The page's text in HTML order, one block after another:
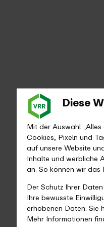
Diese
Mit der Auswahl
Cookies, Pixeln und
auf unsere Website
Inhalte und werbliche
an. So können wir das
Der Schutz Ihrer
Ihre bewusste
erhobenen Daten. Sie
Mehr Informationen